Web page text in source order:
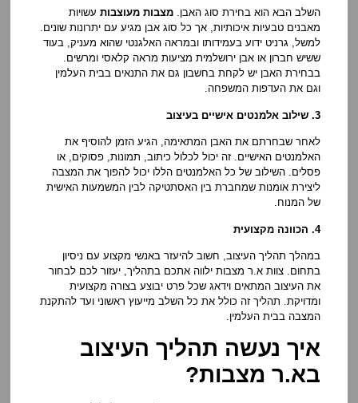
השלב הבא הוא בחירת סוג האבן.מצבות מעוצבות עשויות
מאבנים טבעיות איכותיות, אך כל סוג אבן מגיע עם יתרונות שונים.
למשל, גרניט ידוע בעמידותו ובמראה האלגנטי שהוא מעניק, בעוד
ששיש חברון או אבן ירושלמית מציעות מראה קלאסי ומרשים.
בבחירת האבן יש לקחת בחשבון גם את התנאים בבית העלמין
וגם את העדפות המשפחה.
3. שילוב אלמנטים אישיים בעיצוב
לאחר שבחרתם את האבן המתאימה, הגיע הזמן להוסיף את
האלמנטים האישיים. זה יכול לכלול כיתוב, תמונות, פסוקים, או
פסלים. השילוב של כל האלמנטים הללו יכול להפוך את המצבה
ליצירת אומנות שמחברת בין האסתטיקה לבין המשמעות האישית
של המנוח.
4. הכוונה מקצועית
במהלך תהליך העיצוב, חשוב להיעזר באנשי מקצוע עם ניסיון
בתחום. צוות א.ר מצבות ילווה אתכם בתהליך, יעזור לכם לבחור
את העיצוב המתאים וידאג שכל פרט יבוצע בצורה מקצועית
ומדויקת. תהליך זה כולל את כל השלב מייעוץ ראשוני ועד להתקנת
המצבה בבית העלמין.
איך נעשה תהליך העיצוב
בא.ר מצבות?